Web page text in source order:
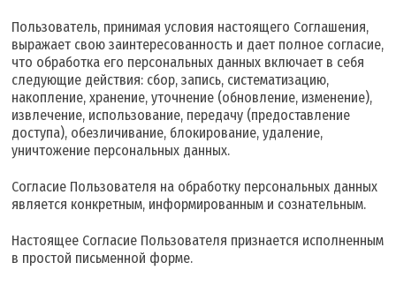
Пользователь, принимая условия настоящего Соглашения,
выражает свою заинтересованность и дает полное согласие,
что обработка его персональных данных включает в себя
следующие действия: сбор, запись, систематизацию,
накопление, хранение, уточнение (обновление, изменение),
извлечение, использование, передачу (предоставление
доступа), обезличивание, блокирование, удаление,
уничтожение персональных данных.
Согласие Пользователя на обработку персональных данных
является конкретным, информированным и сознательным.
Настоящее Согласие Пользователя признается исполненным
в простой письменной форме.